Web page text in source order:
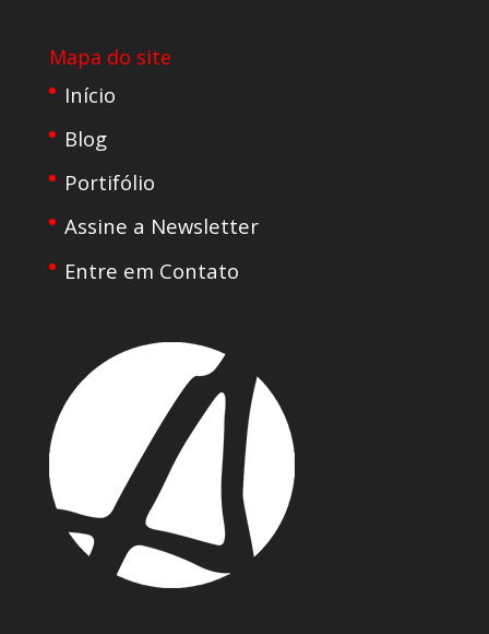
Mapa do site
Início
Blog
Portifólio
Assine a Newsletter
Entre em Contato